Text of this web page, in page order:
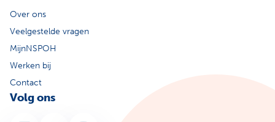
Over ons
Veelgestelde vragen
MijnNSPOH
Werken bij
Contact
Volg ons